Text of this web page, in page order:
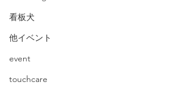
看板犬
他イベント
event
touchcare